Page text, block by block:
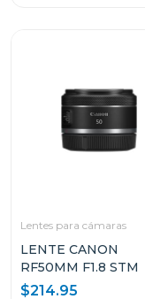
Lentes para cámaras
LENTE CANON
RF50MM F1.8 STM
$214.95